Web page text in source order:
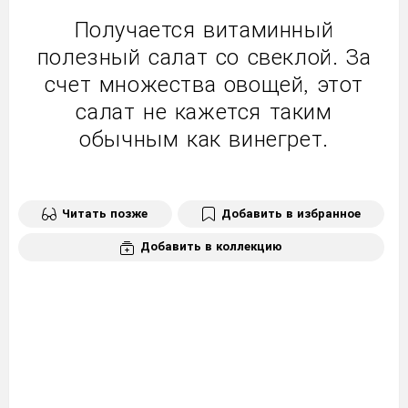
Получается витаминный
полезный салат со свеклой. За
счет множества овощей, этот
салат не кажется таким
обычным как винегрет.
Читать позже Добавить в избранное
Добавить в коллекцию